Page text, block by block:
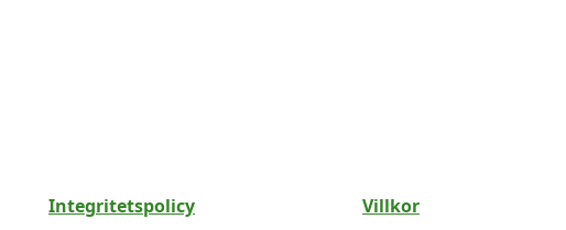
Integritetspolicy Villkor